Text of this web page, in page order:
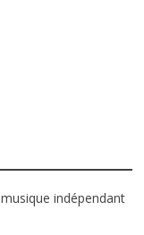
indépendant